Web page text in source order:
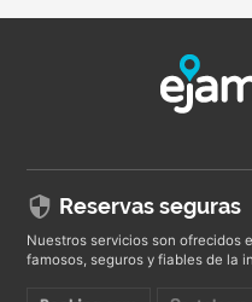
Reservas seguras
Nuestros servicios son ofrecidos
famosos, seguros y fiables de la